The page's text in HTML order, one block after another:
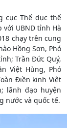
cục Thể dục thể
UBND tỉnh Hà
chạy trên cung
Hồng Sơn, Phó
Trần Đức Quý,
Việt Hùng, Phó
Điền kinh Việt
lãnh đạo huyện
nước và quốc tế.